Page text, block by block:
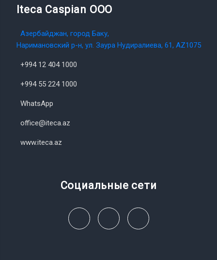
Iteca Caspian OOO
Азербайджан, город Баку,
Наримановский р-н, ул. Заура Нудиралиева, 61, AZ1075
+994 12 404 1000
+994 55 224 1000
WhatsApp
office@iteca.az
www.iteca.az
Социальные сети